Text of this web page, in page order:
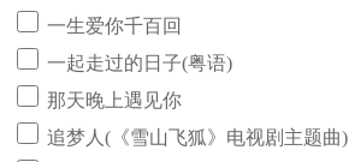
一生爱你千百回
一起走过的日子(粤语)
那天晚上遇见你
追梦人(《雪山飞狐》电视剧主题曲)